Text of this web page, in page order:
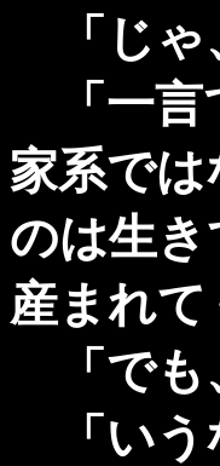
「じゃ
「一言
家系で
のは生
産まれ
「でも
「いう